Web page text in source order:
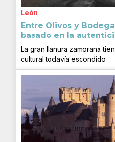
León
Entre Olivos y
basado en la
La gran llanura zamorana
cultural todavía escondido